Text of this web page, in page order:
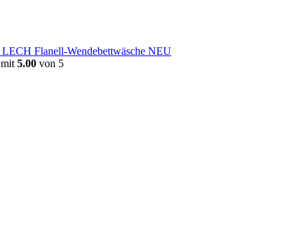
LECH Flanell-Wendebettwäsche NEU
5.00 von 5